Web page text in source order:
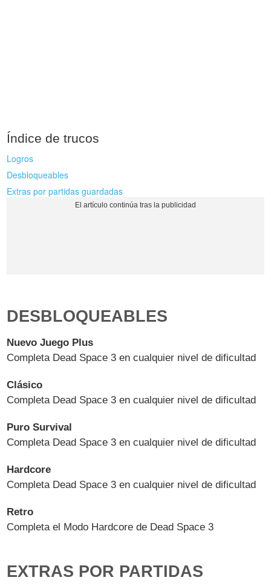
Índice de trucos
Logros
Desbloqueables
Extras por partidas guardadas
DESBLOQUEABLES
Nuevo Juego Plus
Completa Dead Space 3 en cualquier nivel de dificultad
Clásico
Completa Dead Space 3 en cualquier nivel de dificultad
Puro Survival
Completa Dead Space 3 en cualquier nivel de dificultad
Hardcore
Completa Dead Space 3 en cualquier nivel de dificultad
Retro
Completa el Modo Hardcore de Dead Space 3
EXTRAS POR PARTIDAS